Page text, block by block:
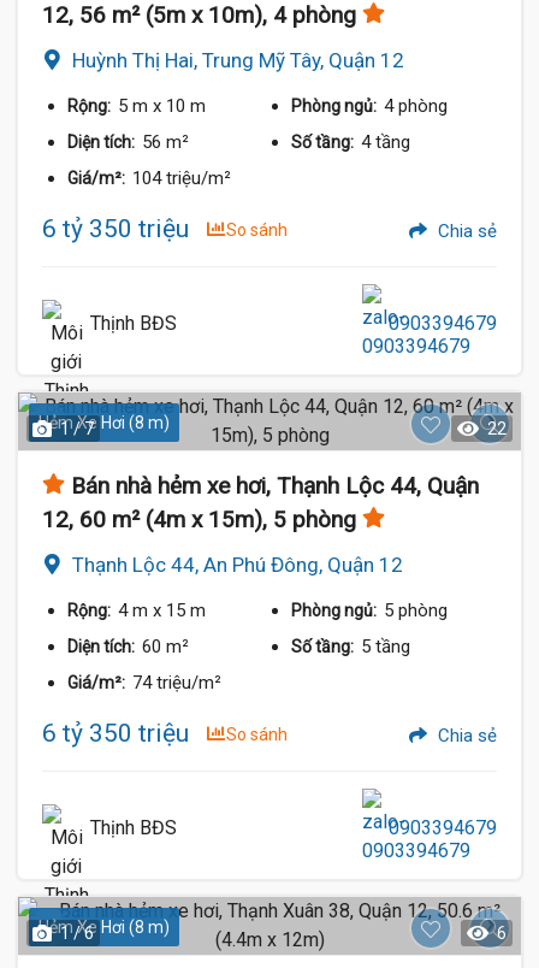
12, 56 m² (5m x 10m), 4 phòng
Huỳnh Thị Hai, Trung Mỹ Tây, Quận 12
Rộng: 5 m x 10 m Phòng ngủ: 4 phòng
Diện tích: 56 m² Số tầng: 4 tầng
Giá/m²: 104 triệu/m²
6 tỷ 350 triệu So sánh Chia sẻ
Thịnh BĐS 0903394679
Hẻm Xe Hơi (8 m)
1 / 7 22
Bán nhà hẻm xe hơi, Thạnh Lộc 44, Quận
12, 60 m² (4m x 15m), 5 phòng
Thạnh Lộc 44, An Phú Đông, Quận 12
Rộng: 4 m x 15 m Phòng ngủ: 5 phòng
Diện tích: 60 m² Số tầng: 5 tầng
Giá/m²: 74 triệu/m²
6 tỷ 350 triệu So sánh Chia sẻ
Thịnh BĐS 0903394679
Hẻm Xe Hơi (8 m)
1 / 6 6